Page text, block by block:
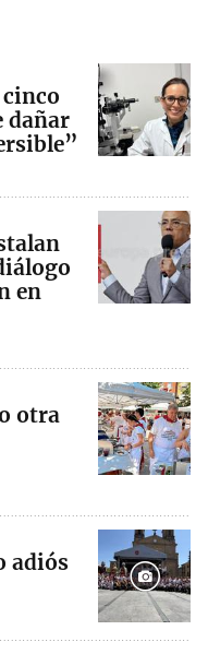
dañar
en
otra
adiós